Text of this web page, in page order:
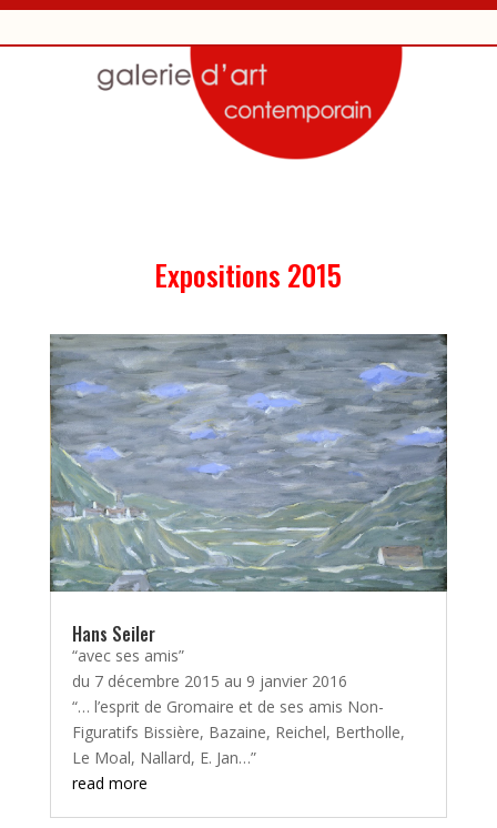
Expositions 2015
Hans Seiler
“avec ses amis”
du 7 décembre 2015 au 9 janvier 2016
“… l’esprit de Gromaire et de ses amis Non-
Figuratifs Bissière, Bazaine, Reichel, Bertholle,
Le Moal, Nallard, E. Jan…”
read more